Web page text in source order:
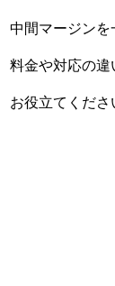
中間マージンを
料金や対応の違
お役立てくださ